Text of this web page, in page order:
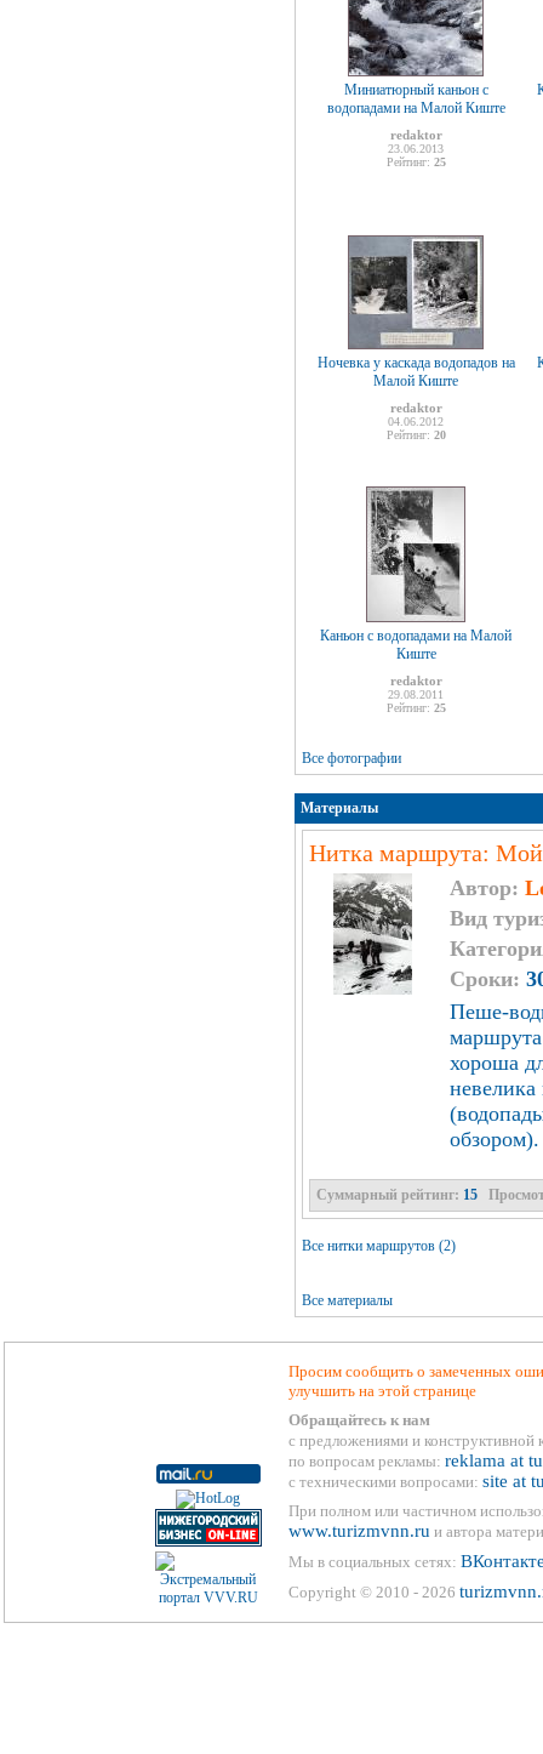
Миниатюрный каньон с
водопадами на Малой Киште
redaktor
23.06.2013
Рейтинг: 25
Ночевка у каскада водопадов на
Малой Киште
redaktor
04.06.2012
Рейтинг: 20
Каньон с водопадами на Малой
Киште
redaktor
29.08.2011
Рейтинг: 25
Все фотографии
Материалы
Нитка маршрута:
Автор:
Вид
Сроки:
Пеше-
хороша
обзором).
Суммарный рейтинг: 15
Все нитки маршрутов (2)
Все материалы
Просим сообщить о замеченных
улучшить на этой странице
Обращайтесь к нам
с предложениями и конструктивной
по вопросам рекламы: reklama at
с техническими вопросами: site at
При полном или частичном
www.turizmvnn.ru и автора
Мы в социальных сетях:
Copyright © 2010 - 2026